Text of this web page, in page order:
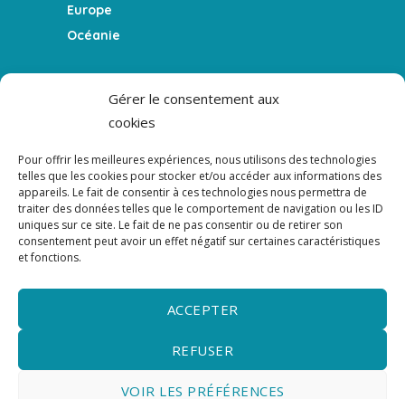
Gérer le consentement aux
cookies
Pour offrir les meilleures expériences, nous utilisons des technologies
telles que les cookies pour stocker et/ou accéder aux informations des
appareils. Le fait de consentir à ces technologies nous permettra de
traiter des données telles que le comportement de navigation ou les ID
uniques sur ce site. Le fait de ne pas consentir ou de retirer son
consentement peut avoir un effet négatif sur certaines caractéristiques
et fonctions.
ACCEPTER
REFUSER
VOIR LES PRÉFÉRENCES
Europe
Océanie
FEATURES
Le blog
Témoigner
Le podcast
NEWSLETTER
NEWSLETTER - Ne rien manquer de l'actualité
du podcast, du blog et des guides.